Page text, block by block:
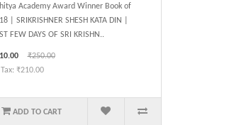
Academy Award Winner Book of
| SRIKRISHNER SHESH KATA DIN |
FEW DAYS OF SRI KRISHN..
₹250.00
Tax: ₹210.00
ADD TO CART